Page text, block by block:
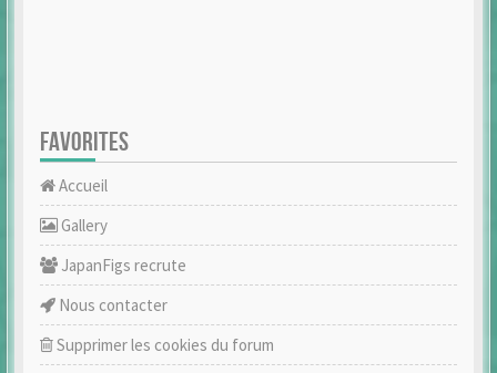
FAVORITES
Accueil
Gallery
JapanFigs recrute
Nous contacter
Supprimer les cookies du forum